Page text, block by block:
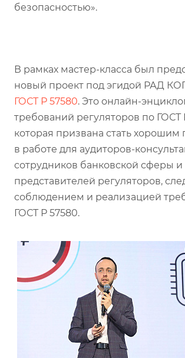
безопасностью».
В рамках мастер-класса был
новый проект под эгидой РАД
ГОСТ Р 57580. Это онлайн-
требований регуляторов по ГОСТ
которая призвана стать хорошим
в работе для аудиторов-
сотрудников банковской сферы и
представителей регуляторов,
соблюдением и реализацией
ГОСТ Р 57580.